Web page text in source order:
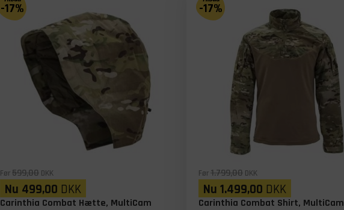
-17%
Før599,00 DKK
Nu 499,00 DKK
Carinthia Combat Hætte, MultiCam
-17%
Før1.799,00 DKK
Nu 1.499,00 DKK
Carinthia Combat Shirt, MultiCam